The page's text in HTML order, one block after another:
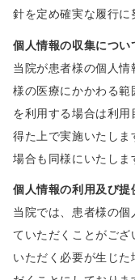
針を定め確実な履行に
個人情報の収集につい
当院が患者様の個人
様の医療にかかわる
を利用する場合は利
得た上で実施いたし
場合も同様にいたしま
個人情報の利用及び提
当院では、患者様の
ていただくことがご
いただく必要が生じ